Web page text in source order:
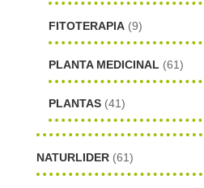
FITOTERAPIA (9)
PLANTA MEDICINAL (61)
PLANTAS (41)
NATURLIDER (61)